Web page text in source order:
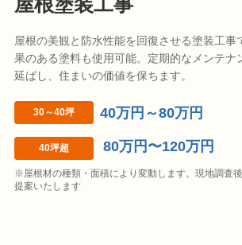
屋根の美観と防水性能を回復させる塗装工事
果のある塗料も使用可能。定期的なメンテナ
延ばし、住まいの価値を保ちます。
30～40坪 40万円～80万円
40坪超 80万円〜120万円
※屋根材の種類・面積により変動します。現地調査
提案いたします